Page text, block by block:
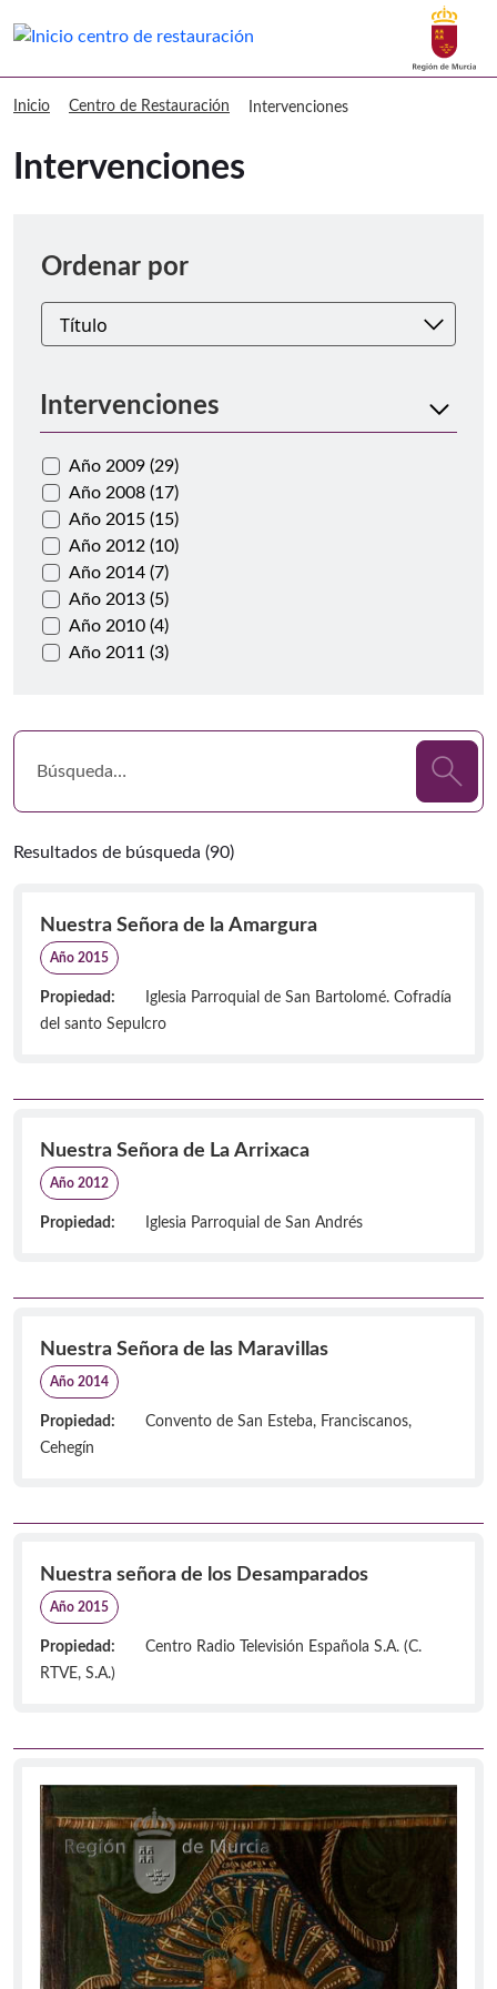
Centro de Restauración Buscar
Inicio Centro de Restauración Intervenciones
Intervenciones
Ordenar por
Intervenciones
Año 2009 (29)
Año 2008 (17)
Año 2015 (15)
Año 2012 (10)
Año 2014 (7)
Año 2013 (5)
Año 2010 (4)
Año 2011 (3)
Resultados de búsqueda (90)
Nuestra Señora de la Amargura
Año 2015
Propiedad:
Iglesia Parroquial de San Bartolomé. Cofradía
del santo Sepulcro
Nuestra Señora de La Arrixaca
Año 2012
Propiedad: Iglesia Parroquial de San Andrés
Nuestra Señora de las Maravillas
Año 2014
Propiedad:
Convento de San Esteba, Franciscanos,
Cehegín
Nuestra señora de los Desamparados
Año 2015
Propiedad:
Centro Radio Televisión Española S.A. (C.
RTVE, S.A.)